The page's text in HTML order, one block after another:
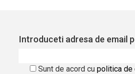
Introduceti adresa de email
Sunt de acord cu politica de